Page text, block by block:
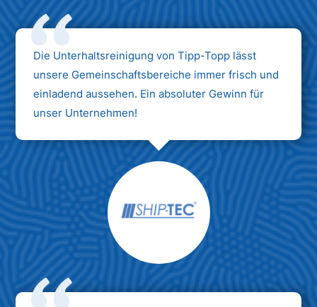
Die Unterhaltsreinigung von Tipp-Topp lässt
unsere Gemeinschaftsbereiche immer frisch und
einladend aussehen. Ein absoluter Gewinn für
unser Unternehmen!